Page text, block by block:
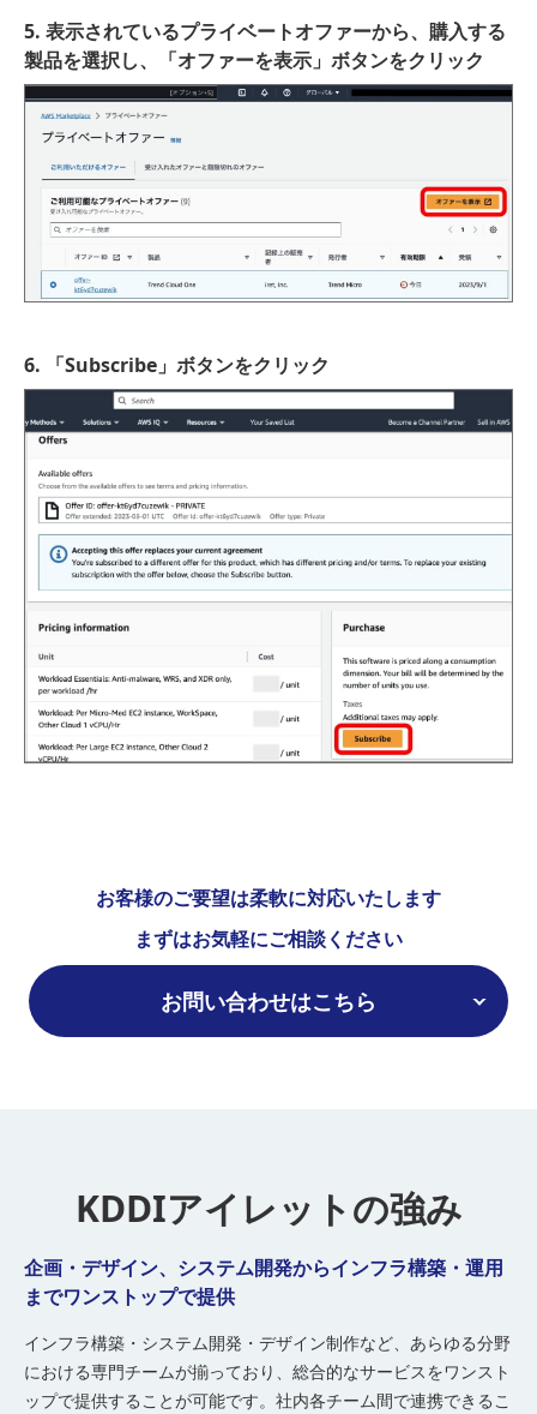
5. 表示されているプライベートオファーから、購入する
製品を選択し、「オファーを表示」ボタンをクリック
6. 「Subscribe」ボタンをクリック
お客様のご要望は柔軟に対応いたします
まずはお気軽にご相談ください
お問い合わせはこちら
KDDIアイレットの強み
企画・デザイン、システム開発からインフラ構築・運用
までワンストップで提供
インフラ構築・システム開発・デザイン制作など、あらゆる分野
における専門チームが揃っており、総合的なサービスをワンスト
ップで提供することが可能です。社内各チーム間で連携できるこ